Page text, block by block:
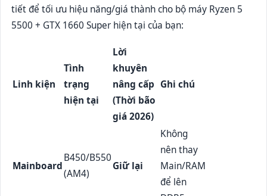
tiết để tối ưu hiệu năng/giá thành cho bộ máy Ryzen 5
5500 + GTX 1660 Super hiện tại của bạn:
Linh kiện
Tình
trạng
hiện tại
Lời
khuyên
nâng cấp
(Thời bão
giá 2026)
Ghi chú
Mainboard
B450/B550
(AM4)
Giữ lại
Không
nên thay
Main/RAM
để lên